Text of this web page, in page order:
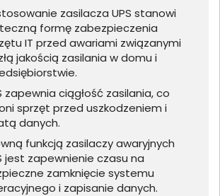
zasilacza UPS stanowi
formę zabezpieczenia
IT przed awariami związanymi
jakością zasilania w domu i
zapewnia ciągłość zasilania, co
sprzęt przed uszkodzeniem i
danych.
funkcją zasilaczy awaryjnych
jest zapewnienie czasu na
zamknięcie systemu
i zapisanie danych.